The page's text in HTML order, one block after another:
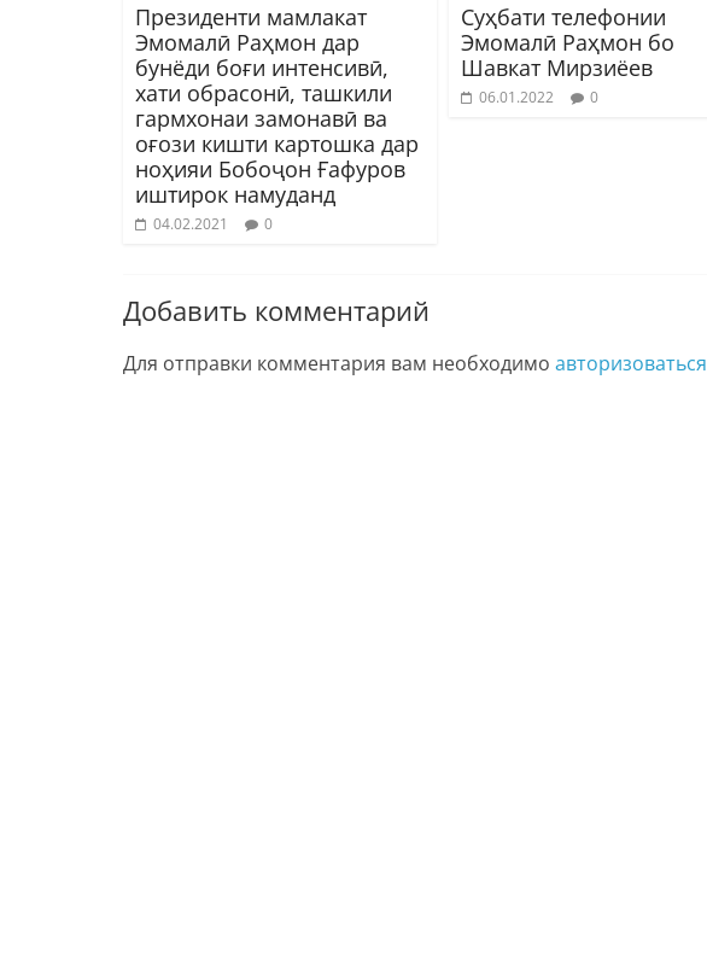
Президенти мамлакат
Эмомалӣ Раҳмон дар
бунёди боғи интенсивӣ,
хати обрасонӣ, ташкили
гармхонаи замонавӣ ва
оғози кишти картошка дар
ноҳияи Бобоҷон Ғафуров
иштирок намуданд
04.02.2021 0
Суҳбати телефонии
Эмомалӣ Раҳмон бо
Шавкат Мирзиёев
06.01.2022 0
Добавить комментарий
Для отправки комментария вам необходимо авторизоваться